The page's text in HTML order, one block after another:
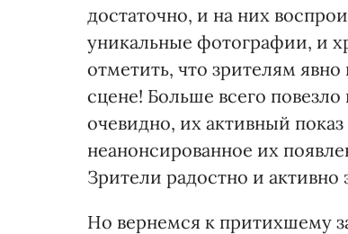
достаточно, и на них
уникальные фотографии, и
отметить, что зрителям
сцене! Больше всего
очевидно, их активный
неанонсированное их
Зрители радостно и активно
Но вернемся к притихшему